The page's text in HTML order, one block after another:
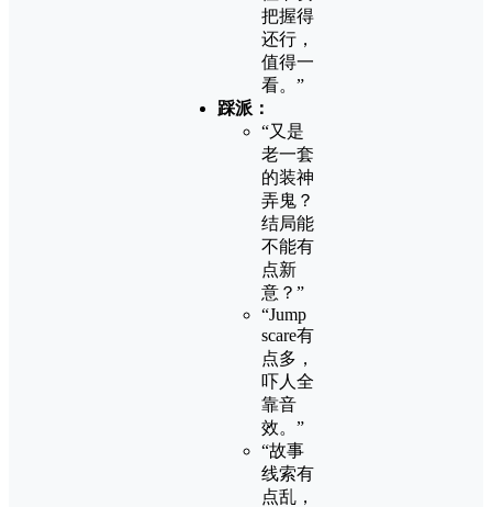
把握得
还行，
值得一
看。”
踩派：
“又是
老一套
的装神
弄鬼？
结局能
不能有
点新
意？”
“Jump
scare有
点多，
吓人全
靠音
效。”
“故事
线索有
点乱，